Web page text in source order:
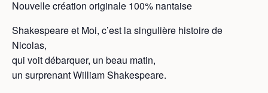
Nouvelle création originale 100% nantaise
Shakespeare et Moi, c’est la singulière histoire de
Nicolas,
qui voit débarquer, un beau matin,
un surprenant William Shakespeare.